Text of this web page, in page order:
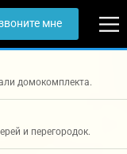
мне
домокомплекта.
и перегородок.